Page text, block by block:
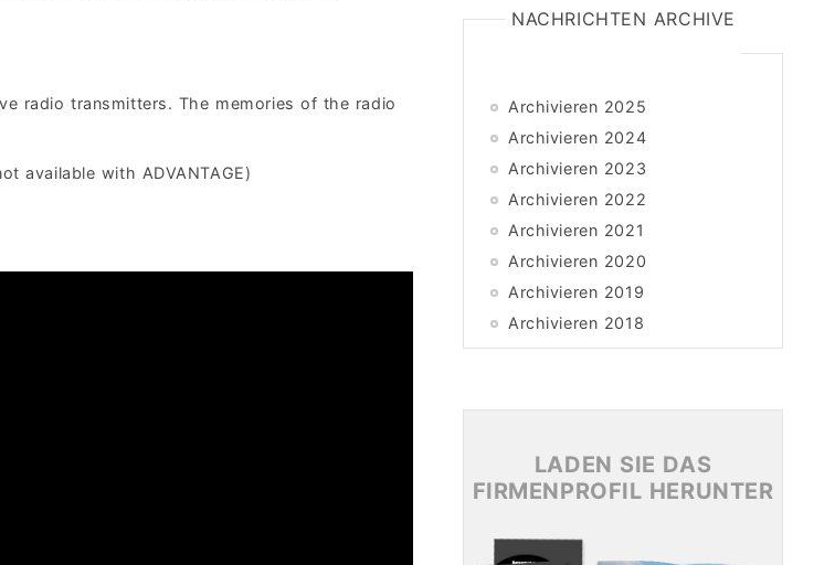
radio transmitters. The memories of the radio
available with ADVANTAGE)
NACHRICHTEN ARCHIVE
Archivieren 2025
Archivieren 2024
Archivieren 2023
Archivieren 2022
Archivieren 2021
Archivieren 2020
Archivieren 2019
Archivieren 2018
Archivieren 2017
Archivieren 2015
LADEN SIE DAS
FIRMENPROFIL HERUNTER